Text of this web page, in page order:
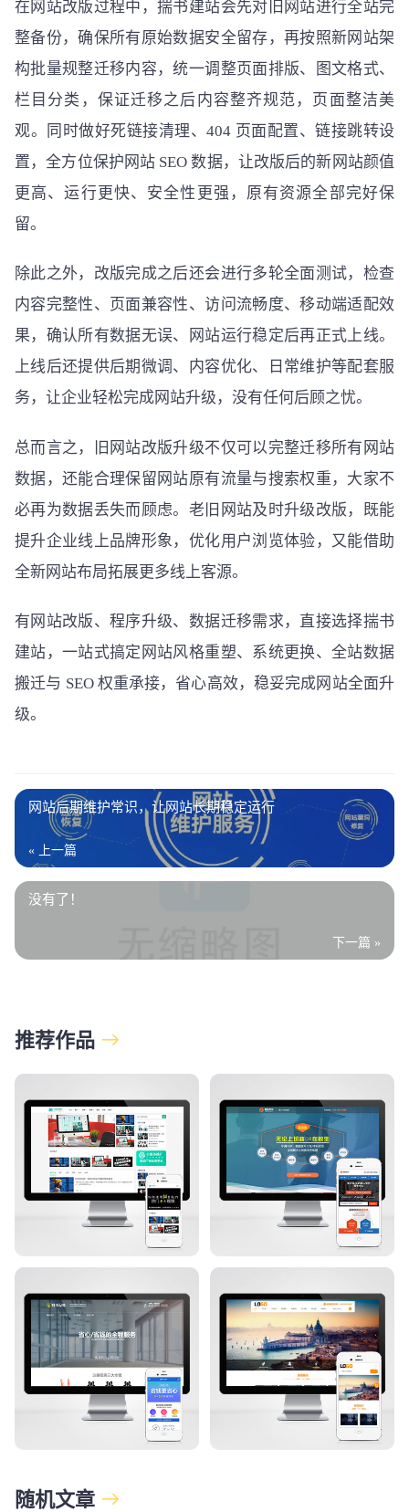
在网站改版过程中，揣书建站会先对旧网站进行全站完
整备份，确保所有原始数据安全留存，再按照新网站架
构批量规整迁移内容，统一调整页面排版、图文格式、
栏目分类，保证迁移之后内容整齐规范，页面整洁美
观。同时做好死链接清理、404 页面配置、链接跳转设
置，全方位保护网站 SEO 数据，让改版后的新网站颜值
更高、运行更快、安全性更强，原有资源全部完好保
留。
除此之外，改版完成之后还会进行多轮全面测试，检查
内容完整性、页面兼容性、访问流畅度、移动端适配效
果，确认所有数据无误、网站运行稳定后再正式上线。
上线后还提供后期微调、内容优化、日常维护等配套服
务，让企业轻松完成网站升级，没有任何后顾之忧。
总而言之，旧网站改版升级不仅可以完整迁移所有网站
数据，还能合理保留网站原有流量与搜索权重，大家不
必再为数据丢失而顾虑。老旧网站及时升级改版，既能
提升企业线上品牌形象，优化用户浏览体验，又能借助
全新网站布局拓展更多线上客源。
有网站改版、程序升级、数据迁移需求，直接选择揣书
建站，一站式搞定网站风格重塑、系统更换、全站数据
搬迁与 SEO 权重承接，省心高效，稳妥完成网站全面升
级。
网站后期维护常识，让网站长期稳定运行
« 上一篇
没有了！
下一篇 »
推荐作品
随机文章